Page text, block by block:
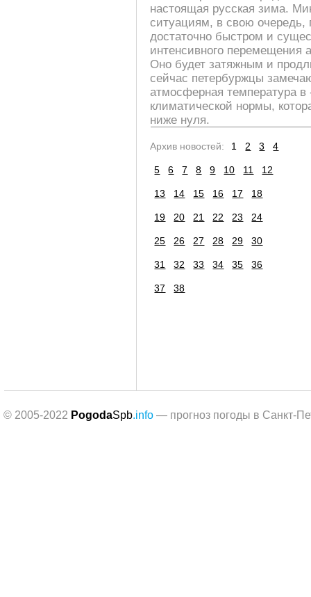
настоящая русская зима.
ситуациям, в свою очередь,
достаточно быстром и
интенсивного перемещения
Оно будет затяжным и
сейчас петербуржцы
атмосферная температура в
климатической нормы,
ниже нуля.
Архив новостей: 1 2 3 4
5 6 7 8 9 10 11 12
13 14 15 16 17 18
19 20 21 22 23 24
25 26 27 28 29 30
31 32 33 34 35 36
37 38
© 2005-2022 PogodaSpb.info — прогноз погоды в Санкт-